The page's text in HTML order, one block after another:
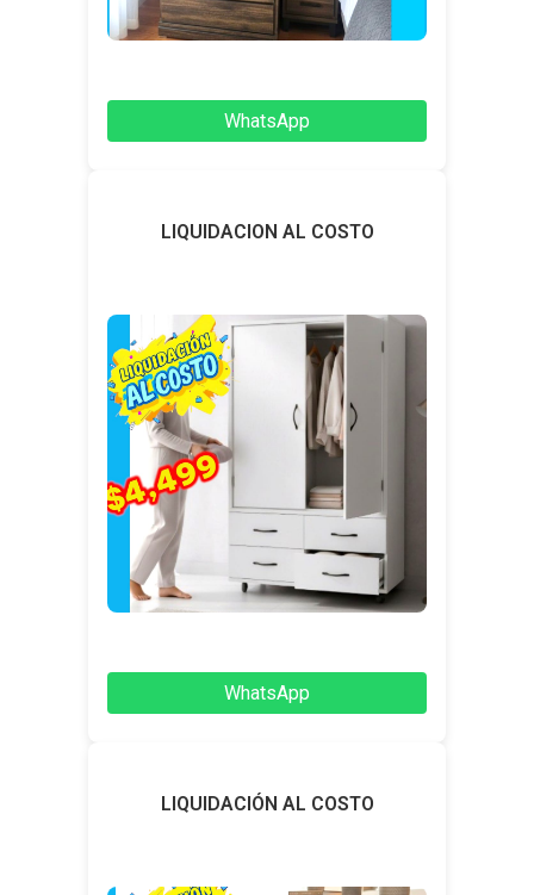
WhatsApp
LIQUIDACION AL COSTO
WhatsApp
LIQUIDACIÓN AL COSTO